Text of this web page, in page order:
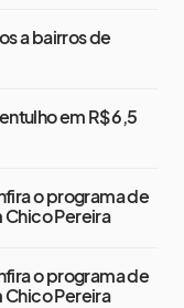
a bairros de
em R$ 6,5
o programa de
Chico Pereira
o programa de
Chico Pereira